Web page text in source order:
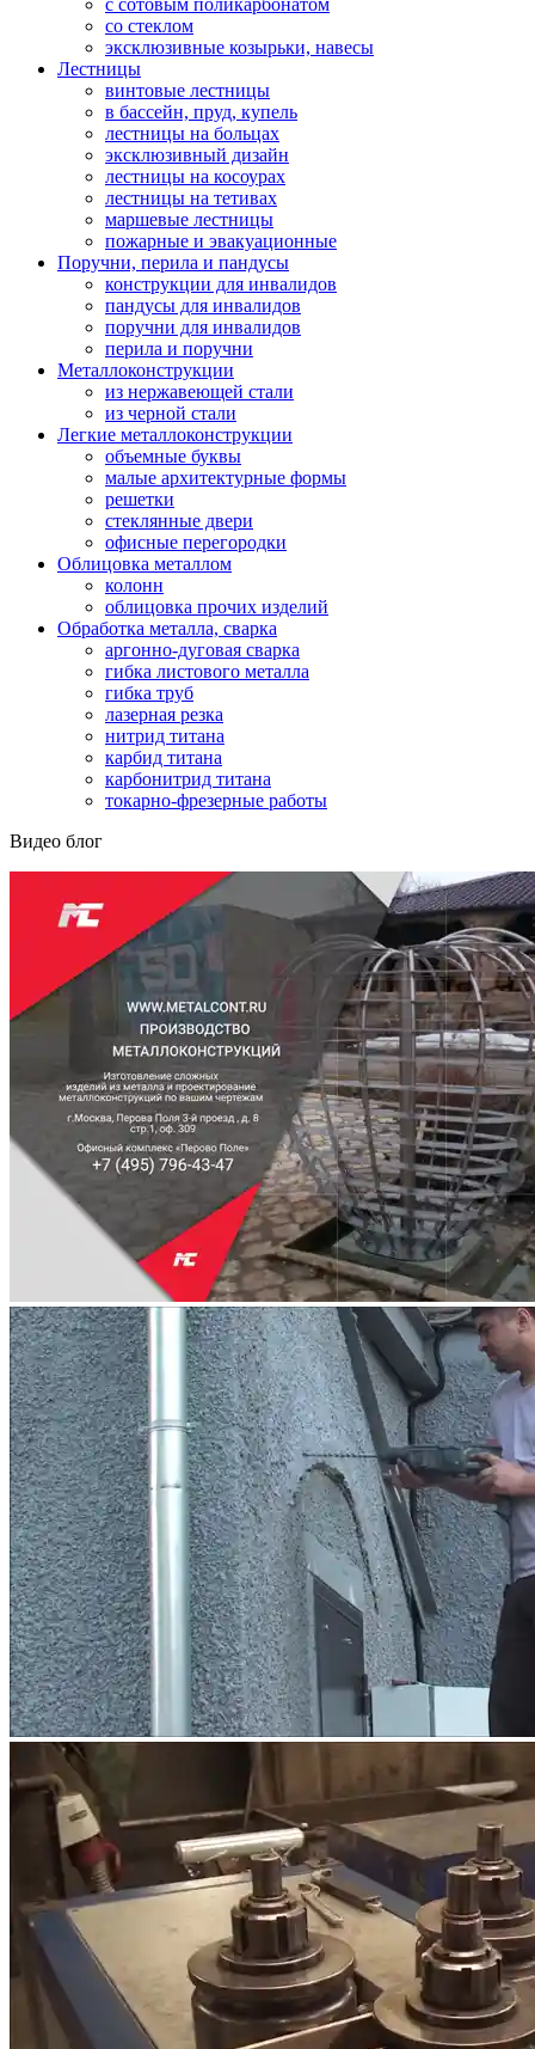
со стеклом
эксклюзивные козырьки, навесы
Лестницы
винтовые лестницы
в бассейн, пруд, купель
лестницы на больцах
эксклюзивный дизайн
лестницы на косоурах
лестницы на тетивах
маршевые лестницы
пожарные и эвакуационные
Поручни, перила и пандусы
конструкции для инвалидов
пандусы для инвалидов
поручни для инвалидов
перила и поручни
Металлоконструкции
из нержавеющей стали
из черной стали
Легкие металлоконструкции
объемные буквы
малые архитектурные формы
решетки
стеклянные двери
офисные перегородки
Облицовка металлом
колонн
облицовка прочих изделий
Обработка металла, сварка
аргонно-дуговая сварка
гибка листового металла
гибка труб
лазерная резка
нитрид титана
карбид титана
карбонитрид титана
токарно-фрезерные работы
Видео блог